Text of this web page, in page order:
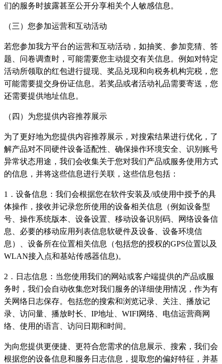
们的服务时披露甚至公开分享相关个人敏感信息。
（三）您参加运营和互动活动
若您参加我方平台的运营和互动活动，如抽奖、参加竞猜、答
题、问卷调查时，可能需要您主动提交有关信息。例如对特定
活动所领取的红包进行提现、奖品兑现和向税务机构完税，您
可能需要提交身份证信息。若奖品或者活动礼品需要寄送，您
还需要提供地址信息。
（四）为您提供内容推荐展示
为了更好地为您提供内容推荐展示，对搜索结果进行优化，了
解产品对不同硬件设备适配性、确保操作环境安全、识别账号
异常状态用途，我们会收集关于您对我们产品或服务使用方式
的信息，并将这些信息进行关联，这些信息包括：
1．设备信息：我们会根据您在软件安装及/或使用中授予的具
体操作，接收并记录您所使用的设备相关信息（例如设备型
号、操作系统版本、设备设置、移动设备识别码、网络设备信
息、必要的移动应用列表信息软硬件及设备、设备环境信
息）、设备所在位置相关信息（包括您的授权的GPS位置以及
WLAN接入点和基站传感器信息)。
2．日志信息：当您使用我们的网站或客户端提供的产品或服
务时，我们会自动收集您对我们服务的详细使用情况，作为有
关网络日志保存。包括您的搜索和浏览记录、关注、播放记
录、访问量、播放时长、IP地址、WIFI网络、电信运营商网
络、使用的语言、访问日期和时间。
为向您提供更便捷、更符合您需求的信息展示、搜索，我们会
根据您的设备信息和服务日志信息，提取您的偏好特征，并基